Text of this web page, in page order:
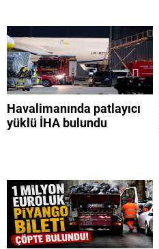
Havalimanında patlayıcı
yüklü İHA bulundu